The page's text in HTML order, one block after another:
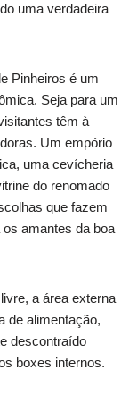
uma verdadeira
Pinheiros é um
Seja para um
têm à
Um empório
uma cevícheria
do renomado
que fazem
amantes da boa
a área externa
de alimentação,
descontraído
boxes internos.